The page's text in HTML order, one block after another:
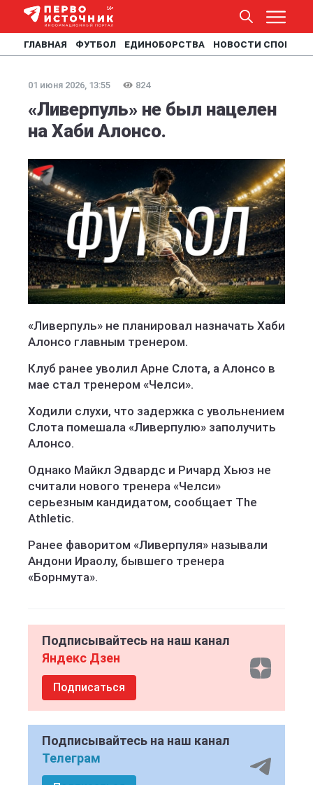
ГЛАВНАЯ ФУТБОЛ ЕДИНОБОРСТВА НОВОСТИ СПОРТА
01 июня 2026, 13:55 824
«Ливерпуль» не был нацелен
на Хаби Алонсо.
«Ливерпуль» не планировал назначать Хаби
Алонсо главным тренером.
Клуб ранее уволил Арне Слота, а Алонсо в
мае стал тренером «Челси».
Ходили слухи, что задержка с увольнением
Слота помешала «Ливерпулю» заполучить
Алонсо.
Однако Майкл Эдвардс и Ричард Хьюз не
считали нового тренера «Челси»
серьезным кандидатом, сообщает The
Athletic.
Ранее фаворитом «Ливерпуля» называли
Андони Ираолу, бывшего тренера
«Борнмута».
Подписывайтесь на наш канал
Яндекс Дзен
Подписаться
Подписывайтесь на наш канал
Телеграм